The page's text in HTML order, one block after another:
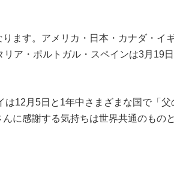
ます。アメリカ・日本・カナダ・イ
ア・ポルトガル・スペインは3月19
12月5日と1年中さまざまな国で「父
に感謝する気持ちは世界共通のもの